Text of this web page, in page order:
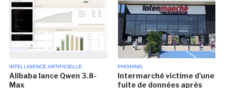
INTELLIGENCE ARTIFICIELLE
Alibaba lance Qwen 3.8-
Max
PHISHING
Intermarché victime d'une
fuite de données après